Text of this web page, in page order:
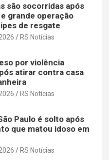
são socorridas após
grande operação
de resgate
RS Notícias
por violência
atirar contra casa
RS Notícias
Paulo é solto após
que matou idoso em
RS Notícias